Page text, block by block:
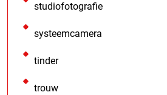
studiofotografie
systeemcamera
tinder
trouw